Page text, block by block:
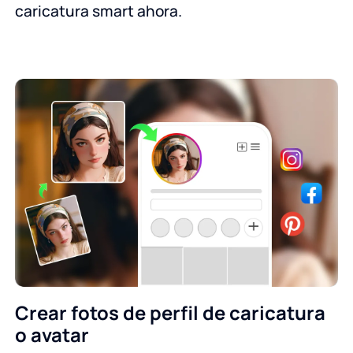
caricatura smart ahora.
Crear fotos de perfil de caricatura
o avatar